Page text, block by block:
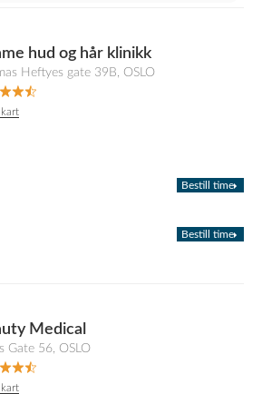
hud og hår klinikk
Heftyes gate 39B, OSLO
Bestill time
Bestill time
Medical
Gate 56, OSLO